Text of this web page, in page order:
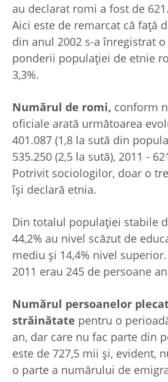
au declarat romi a fost de
Aici este de remarcat că faţă
din anul 2002 s-a înregistrat
ponderii populaţiei de etnie
3,3%.
Numărul de romi, conform
oficiale arată următoarea
401.087 (1,8 la sută din
535.250 (2,5 la sută), 2011 -
Potrivit sociologilor, doar o
îşi declară etnia.
Din totalul populaţiei stabile
44,2% au nivel scăzut de
mediu şi 14,4% nivel
2011 erau 245 de persoane
Numărul persoanelor
străinătate pentru o
an, dar care nu fac parte din
este de 727,5 mii şi, evident,
o parte a numărului de